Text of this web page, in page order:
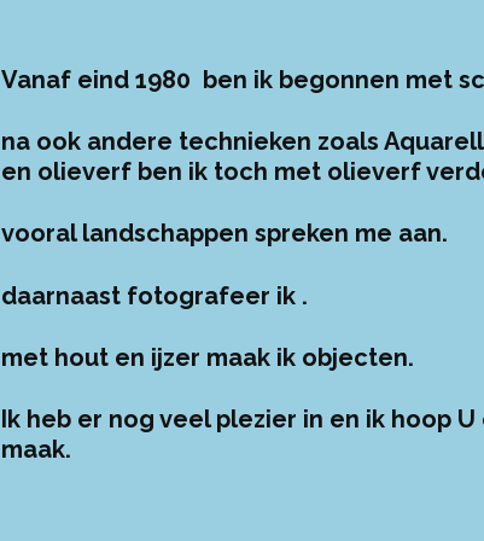
Vanaf eind 1980 ben ik begonnen met
na ook andere technieken zoals
en olieverf ben ik toch met olieverf
vooral landschappen spreken me aan.
daarnaast fotografeer ik .
met hout en ijzer maak ik objecten.
Ik heb er nog veel plezier in en ik hoop
maak.